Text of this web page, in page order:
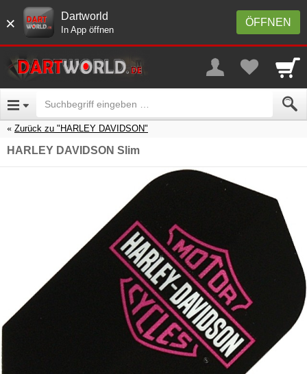
× ÖFFNEN
Dartworld
In App öffnen
Zurück zu "HARLEY DAVIDSON"
HARLEY DAVIDSON Slim